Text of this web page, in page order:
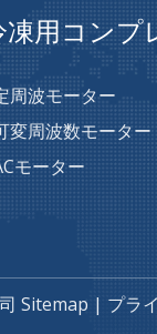
凍用コンプ
周波モーター
変周波数モーター
モーター
Sitemap | プラ